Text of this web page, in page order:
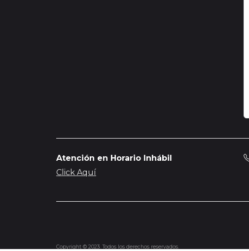
Atención en Horario Inhábil
Click Aquí
Copyright © 2023. Todos los derechos reservados.